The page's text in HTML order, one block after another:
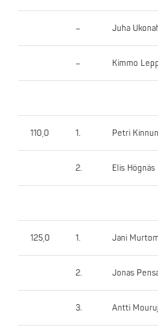
– Juha
– Kimmo
110,0 1. Petri
2. Elis Högnäs
125,0 1. Jani
2. Jonas
3. Antti